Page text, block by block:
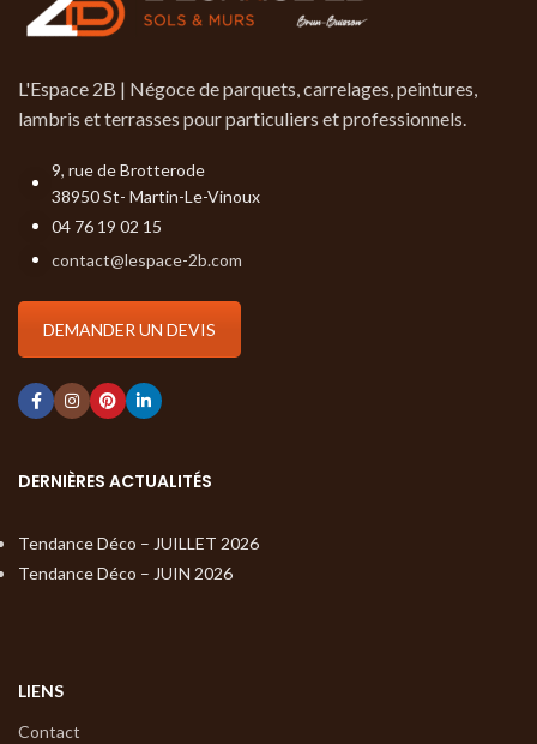
L'Espace 2B | Négoce de parquets, carrelages, peintures,
lambris et terrasses pour particuliers et professionnels.
9, rue de Brotterode
38950 St- Martin-Le-Vinoux
04 76 19 02 15
contact@lespace-2b.com
DEMANDER UN DEVIS
DERNIÈRES ACTUALITÉS
Tendance Déco – JUILLET 2026
Tendance Déco – JUIN 2026
LIENS
Contact